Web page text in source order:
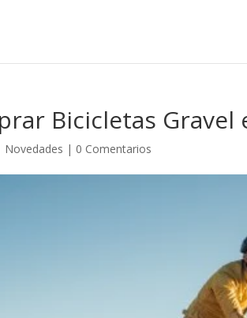
Bicicletas Gravel
Novedades | 0 Comentarios